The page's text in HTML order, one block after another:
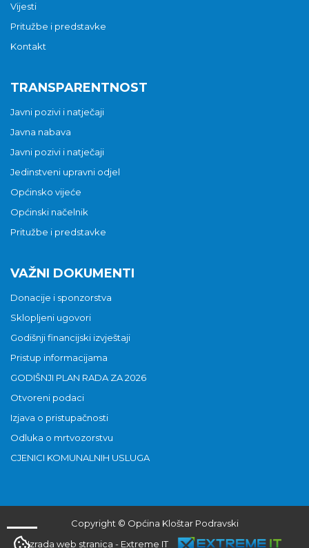
Vijesti
Pritužbe i predstavke
Kontakt
TRANSPARENTNOST
Javni pozivi i natječaji
Javna nabava
Javni pozivi i natječaji
Jedinstveni upravni odjel
Općinsko vijeće
Općinski načelnik
Pritužbe i predstavke
VAŽNI DOKUMENTI
Donacije i sponzorstva
Sklopljeni ugovori
Godišnji financijski izvještaji
Pristup informacijama
GODIŠNJI PLAN RADA ZA 2026
Otvoreni podaci
Izjava o pristupačnosti
Odluka o mrtvozorstvu
CJENICI KOMUNALNIH USLUGA
Copyright © Općina Kloštar Podravski
Izrada web stranica - Extreme IT